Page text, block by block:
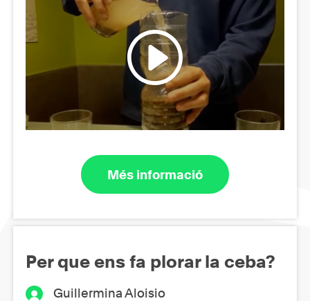
Més informació
Per que ens fa plorar la ceba?
Guillermina Aloisio